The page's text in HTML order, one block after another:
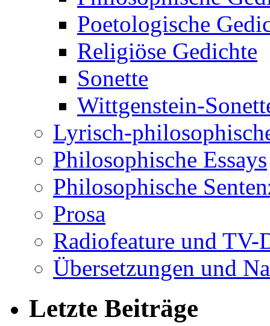
Poetologische
Religiöse Gedichte
Sonette
Wittgenstein-
Lyrisch-
Philosophische Essays
Philosophische
Prosa
Radiofeature und TV-
Übersetzungen und
Letzte Beiträge